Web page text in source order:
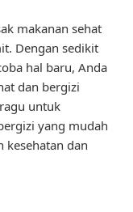
makanan sehat
Dengan sedikit
hal baru, Anda
dan bergizi
untuk
yang mudah
dan